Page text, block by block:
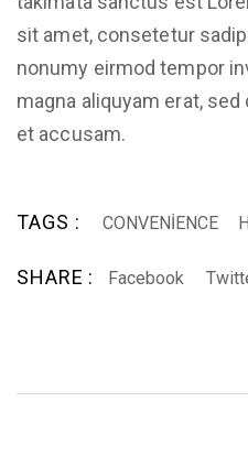
sit amet, consetetur
nonumy eirmod tempor
magna aliquyam erat,
et accusam.
TAGS : CONVENIENCE
SHARE : Facebook